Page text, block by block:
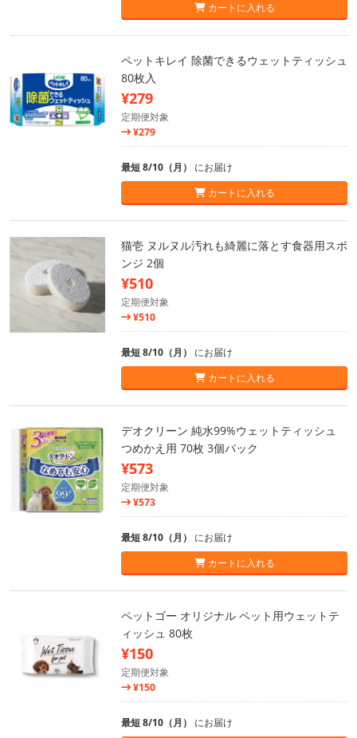
カートに入れる
ペットキレイ 除菌できるウェットティッシュ
80枚入
¥279
定期便対象
¥279
最短 8/10（月） にお届け
カートに入れる
猫壱 ヌルヌル汚れも綺麗に落とす食器用スポ
ンジ 2個
¥510
定期便対象
¥510
最短 8/10（月） にお届け
カートに入れる
デオクリーン 純水99%ウェットティッシュ
つめかえ用 70枚 3個パック
¥573
定期便対象
¥573
最短 8/10（月） にお届け
カートに入れる
ペットゴー オリジナル ペット用ウェットテ
ィッシュ 80枚
¥150
定期便対象
¥150
最短 8/10（月） にお届け